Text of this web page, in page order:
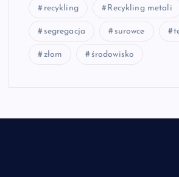
recykling Recykling metali
segregacja surowce
złom środowisko